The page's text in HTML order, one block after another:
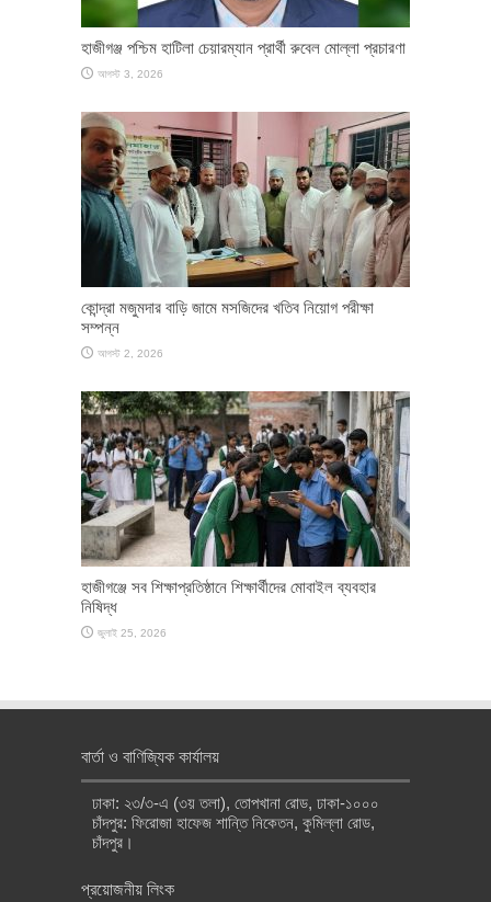
হাজীগঞ্জ পশ্চিম হাটিলা চেয়ারম্যান প্রার্থী রুবেল মোল্লা প্রচারণা
আগস্ট 3, 2026
কোন্দ্রা মজুমদার বাড়ি জামে মসজিদের খতিব নিয়োগ পরীক্ষা
সম্পন্ন
আগস্ট 2, 2026
হাজীগঞ্জে সব শিক্ষাপ্রতিষ্ঠানে শিক্ষার্থীদের মোবাইল ব্যবহার
নিষিদ্ধ
জুলাই 25, 2026
বার্তা ও বাণিজ্যিক কার্যালয়
ঢাকা: ২৩/৩-এ (৩য় তলা), তোপখানা রোড, ঢাকা-১০০০
চাঁদপুর: ফিরোজা হাফেজ শান্তি নিকেতন, কুমিল্লা রোড,
চাঁদপুর।
প্রয়োজনীয় লিংক